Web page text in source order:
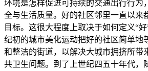
环境是怎样促进可持续的交通出行行为
全与生活质量。好的社区邻里一直以来
目标。这很大程度上取决于如何定义“
纪初的城市美化运动把好的社区简单地
和整洁的街道，以解决大城市拥挤所带
共卫生问题。到了上世纪四五十年代，